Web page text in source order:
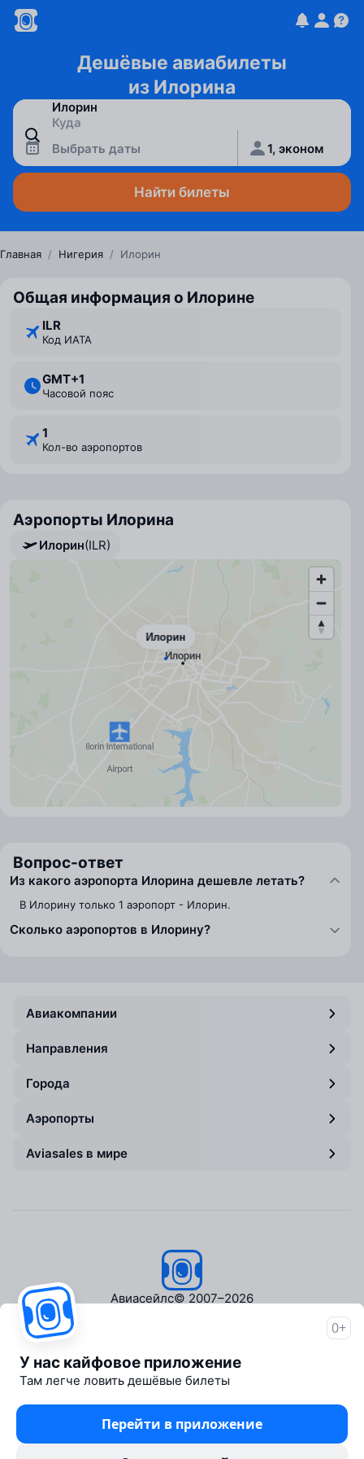
Дешёвые авиабилеты
из Илорина
Выбрать даты 1, эконом
Найти билеты
Главная / Нигерия / Илорин
Общая информация о Илорине
ILR
Код ИАТА
GMT+1
Часовой пояс
1
Кол-во аэропортов
Аэропорты Илорина
Илорин(ILR)
Илорин
Вопрос-ответ
Из какого аэропорта Илорина дешевле летать?
В Илорину только 1 аэропорт - Илорин.
Сколько аэропортов в Илорину?
Авиакомпании
Направления
Города
Аэропорты
Aviasales в мире
Авиасейлс© 2007–2026
Пресс‑центр
Travelpayouts
Партнёрская программа
Медиа Yo'lovchi
Трэвел‑медиа Aviasales.uz
0+
У нас кайфовое приложение
Там легче ловить дешёвые билеты
Перейти в приложение